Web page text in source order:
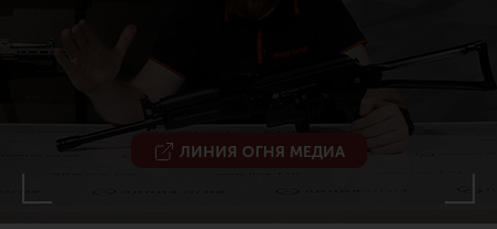
ЛИНИЯ ОГНЯ МЕДИА